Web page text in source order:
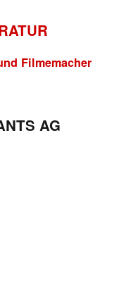
Filmemacher
AG